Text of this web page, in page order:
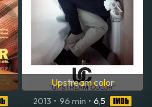
Upstream color
2013 • 96 min • 6,5